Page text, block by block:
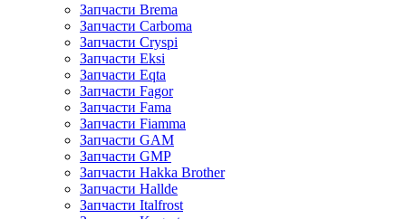
Запчасти Brema
Запчасти Carboma
Запчасти Cryspi
Запчасти Eksi
Запчасти Eqta
Запчасти Fagor
Запчасти Fama
Запчасти Fiamma
Запчасти GAM
Запчасти GMP
Запчасти Hakka Brother
Запчасти Hallde
Запчасти Italfrost